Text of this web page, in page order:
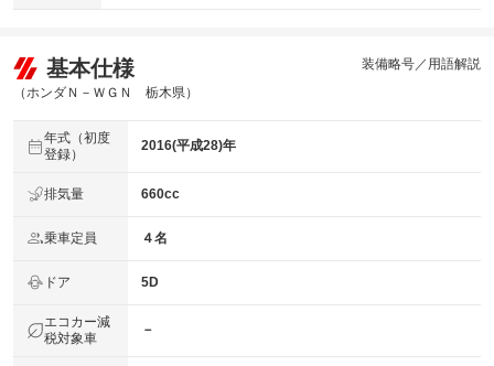
基本仕様
（ホンダＮ－ＷＧＮ 栃木県）
装備略号／用語解説
年式（初度
登録）
2016(平成28)年
排気量 660cc
乗車定員 ４名
ドア 5D
エコカー減
税対象車
－